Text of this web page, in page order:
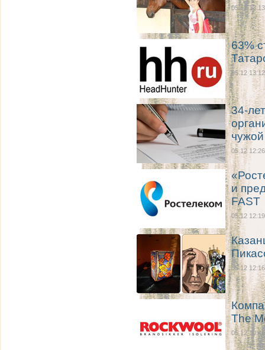
05.12 13:13
63%
05.12 13:12
34-
05.12 12:26
и
FAST
05.12 12:19
05.12 12:16
The
05.12 10:40